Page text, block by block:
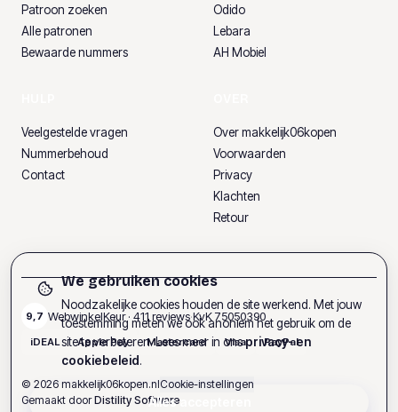
Patroon zoeken
Alle patronen
Bewaarde nummers
Odido
Lebara
AH Mobiel
Veelgestelde vragen
Nummerbehoud
Contact
Over makkelijk06kopen
Voorwaarden
Privacy
Klachten
Retour
9,7 WebwinkelKeur · 411reviews·KvK75050390
iDEAL Apple Pay Mastercard Visa PayPal
© 2026 makkelijk06kopen.nlCookie-instellingen
Gemaakt door Distility Software
We gebruiken cookies
Noodzakelijke cookies houden de site werkend. Met jouw
toestemming meten we ook anoniem het gebruik om de
site te verbeteren. Lees meer in onsprivacy- en
cookiebeleid.
Alles accepteren